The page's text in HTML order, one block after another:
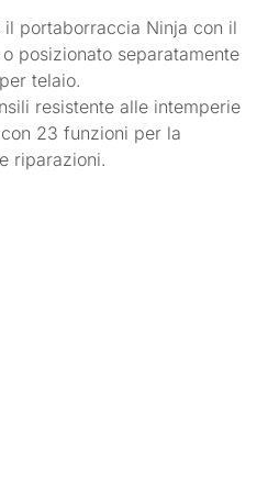
il portaborraccia Ninja con il
posizionato separatamente
telaio.
resistente alle intemperie
23 funzioni per la
riparazioni.